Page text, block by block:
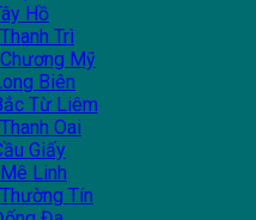
Hồ
Trì
Mỹ
Biên
Từ Liêm
Oai
Giấy
Linh
Tín